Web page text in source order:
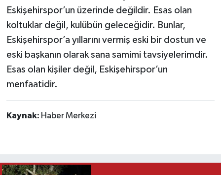
Eskişehirspor’un üzerinde değildir. Esas olan
koltuklar değil, kulübün geleceğidir. Bunlar,
Eskişehirspor’a yıllarını vermiş eski bir dostun ve
eski başkanın olarak sana samimi tavsiyelerimdir.
Esas olan kişiler değil, Eskişehirspor’un
menfaatidir.
Kaynak: Haber Merkezi